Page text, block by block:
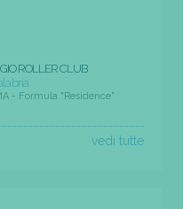
ROLLER CLUB
- Formula "Residence"
vedi tutte